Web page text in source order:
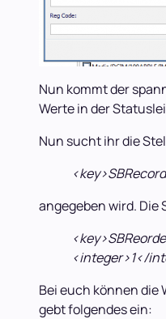
Nun kommt der
Werte in der
Nun sucht ihr die
angegeben wird. Die
<integer>1</
Bei euch können die
gebt folgendes ein: